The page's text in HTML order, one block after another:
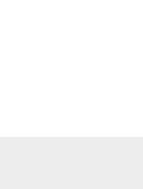
mercado